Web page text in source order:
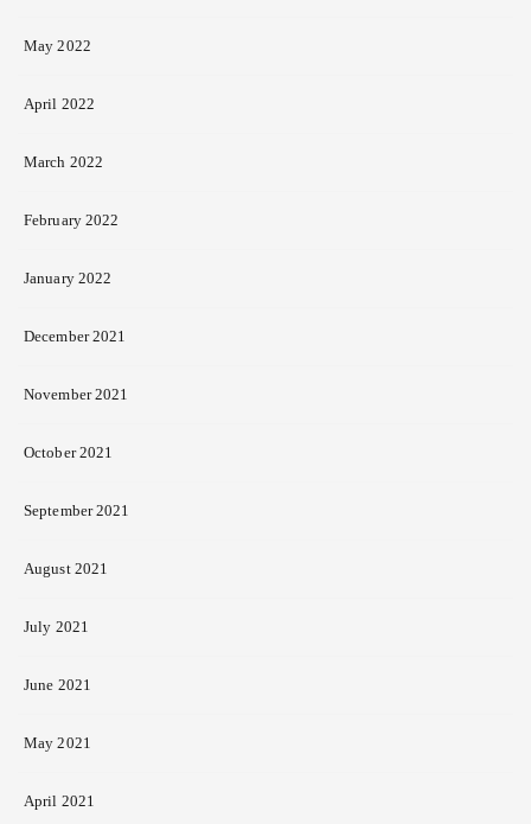
May 2022
April 2022
March 2022
February 2022
January 2022
December 2021
November 2021
October 2021
September 2021
August 2021
July 2021
June 2021
May 2021
April 2021